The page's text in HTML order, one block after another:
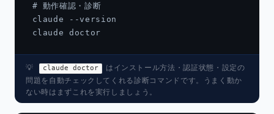
# 動作確認・診断
claude --version
claude doctor
💡 claude doctor
はインストール方法・認証状態・設定の
問題を自動チェックしてくれる診断コマンドです。うまく動か
ない時はまずこれを実行しましょう。